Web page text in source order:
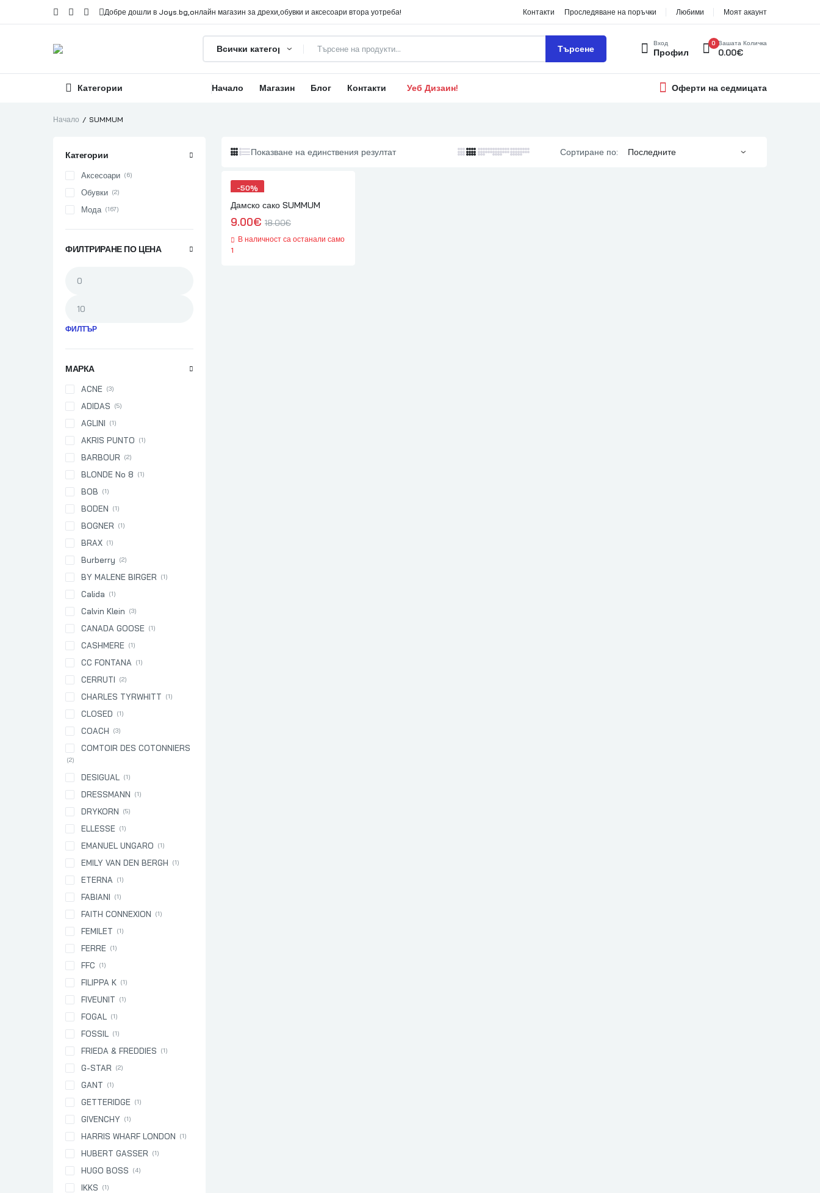
Добре дошли в Joys.bg,oнлайн магазин за дрехи,обувки и аксесоари втора уотреба! Контакти Проследяване на поръчки Любими Моят акаунт
Търсене
Вход
Профил
0 Вашата Количка
0.00€
Категории Начало Магазин Блог Контакти Уеб Дизаин! Оферти на седмицата
Начало SUMMUM
Показване на единствения резултат Сортиране по:
-50%
Дамско сако SUMMUM
18.00€
9.00€
В наличност са останали само
1
Категории
Аксесоари (6)
Обувки (2)
Мода (167)
ФИЛТРИРАНЕ ПО ЦЕНА
ФИЛТЪР
МАРКА
ACNE (3)
ADIDAS (5)
AGLINI (1)
AKRIS PUNTO (1)
BARBOUR (2)
BLONDE No 8 (1)
BOB (1)
BODEN (1)
BOGNER (1)
BRAX (1)
Burberry (2)
BY MALENE BIRGER (1)
Calida (1)
Calvin Klein (3)
CANADA GOOSE (1)
CASHMERE (1)
CC FONTANA (1)
CERRUTI (2)
CHARLES TYRWHITT (1)
CLOSED (1)
COACH (3)
COMTOIR DES COTONNIERS
(2)
DESIGUAL (1)
DRESSMANN (1)
DRYKORN (5)
ELLESSE (1)
EMANUEL UNGARO (1)
EMILY VAN DEN BERGH (1)
ETERNA (1)
FABIANI (1)
FAITH CONNEXION (1)
FEMILET (1)
FERRE (1)
FFC (1)
FILIPPA K (1)
FIVEUNIT (1)
FOGAL (1)
FOSSIL (1)
FRIEDA & FREDDIES (1)
G-STAR (2)
GANT (1)
GETTERIDGE (1)
GIVENCHY (1)
HARRIS WHARF LONDON (1)
HUBERT GASSER (1)
HUGO BOSS (4)
IKKS (1)